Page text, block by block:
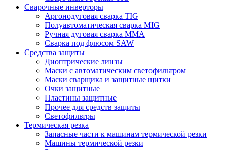
Сварочные инверторы
Аргонодуговая сварка TIG
Полуавтоматическая сварка MIG
Ручная дуговая сварка MMA
Сварка под флюсом SAW
Средства защиты
Диоптрические линзы
Маски с автоматическим светофильтром
Маски сварщика и защитные щитки
Очки защитные
Пластины защитные
Прочее для средств защиты
Светофильтры
Термическая резка
Запасные части к машинам термической резки
Машины термической резки